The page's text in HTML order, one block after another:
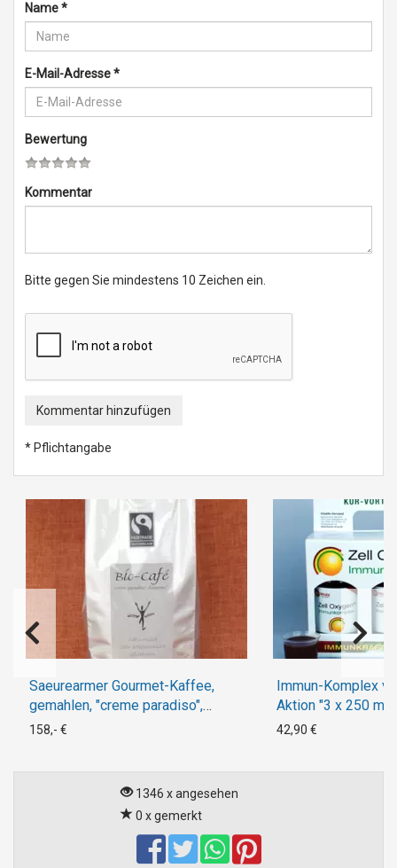
Name*
E-Mail-Adresse*
Bewertung
Kommentar
Bitte gegen Sie mindestens 10 Zeichen ein.
Kommentar hinzufügen
* Pflichtangabe
Saeurearmer Gourmet-Kaffee,
gemahlen, "creme paradiso",
Aktion: 10+1 !
158,- €
Immun-Komplex
Aktion "3 x 250 ml"
42,90 €
1346 x angesehen
0 x gemerkt